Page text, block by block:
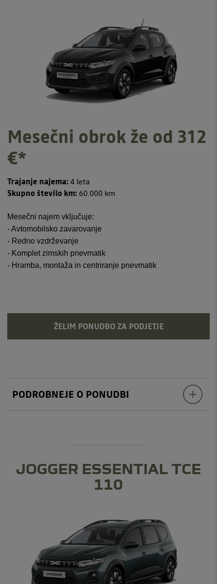
Mesečni obrok že od 312
€*
Trajanje najema:4 leta
Skupno število km: 60.000 km
Mesečni najem vključuje:
- Avtomobilsko zavarovanje
- Redno vzdrževanje
- Komplet zimskih pnevmatik
- Hramba, montaža in centriranje pnevmatik
ŽELIM PONUDBO ZA PODJETJE
PODROBNEJE O PONUDBI
JOGGER ESSENTIAL TCE
110